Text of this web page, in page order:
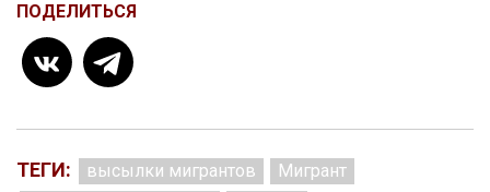
ПОДЕЛИТЬСЯ
ТЕГИ: высылки мигрантов
Мигрант